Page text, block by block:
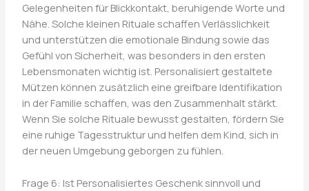
Gelegenheiten für Blickkontakt, beruhigende Worte und
Nähe. Solche kleinen Rituale schaffen Verlässlichkeit
und unterstützen die emotionale Bindung sowie das
Gefühl von Sicherheit, was besonders in den ersten
Lebensmonaten wichtig ist. Personalisiert gestaltete
Mützen können zusätzlich eine greifbare Identifikation
in der Familie schaffen, was den Zusammenhalt stärkt.
Wenn Sie solche Rituale bewusst gestalten, fördern Sie
eine ruhige Tagesstruktur und helfen dem Kind, sich in
der neuen Umgebung geborgen zu fühlen.
Frage 6: Ist Personalisiertes Geschenk sinnvoll und